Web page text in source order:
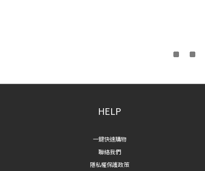
HELP
一鍵快速購物
聯絡我們
隱私權保護政策